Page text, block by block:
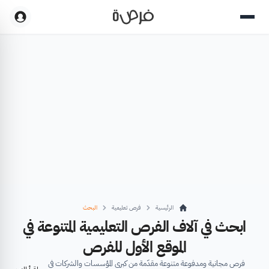
الرئيسية فرص تعليمية البحث
ابحث في آلاف الفرص التعليمية المتنوعة في
الموقع الأول للفرص
فرص مجانية ومدفوعة متنوعة مقدّمة من كبرى المؤسسات والشركات في